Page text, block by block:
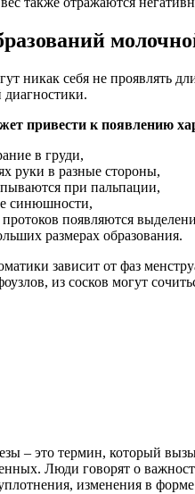
никак себя не проявлять
привести к появлению
в груди,
руки в разные стороны,
при пальпации,
синюшности,
появляются
размерах образования.
зависит от фаз
из сосков могут
– это термин, который
Люди говорят о
изменения в